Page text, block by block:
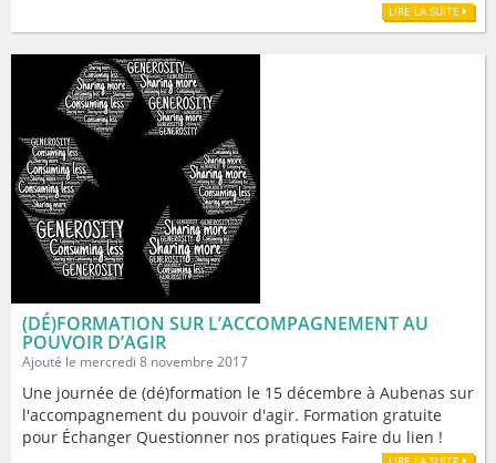
LIRE LA SUITE
(DÉ)FORMATION SUR L’ACCOMPAGNEMENT AU
POUVOIR D’AGIR
Ajouté le mercredi 8 novembre 2017
Une journée de (dé)formation le 15 décembre à Aubenas sur
l'accompagnement du pouvoir d'agir. Formation gratuite
pour Échanger Questionner nos pratiques Faire du lien !